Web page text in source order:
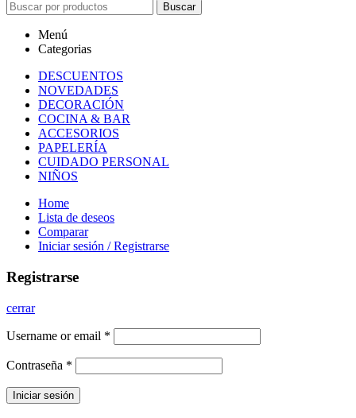
Buscar
Menú
Categorias
DESCUENTOS
NOVEDADES
DECORACIÓN
COCINA & BAR
ACCESORIOS
PAPELERÍA
CUIDADO PERSONAL
NIÑOS
Home
Lista de deseos
Comparar
Iniciar sesión / Registrarse
Registrarse
cerrar
Username or email *
Contraseña *
Iniciar sesión